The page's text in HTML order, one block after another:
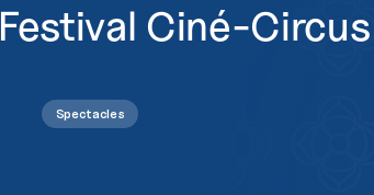
Festival Ciné-Circus
Spectacles